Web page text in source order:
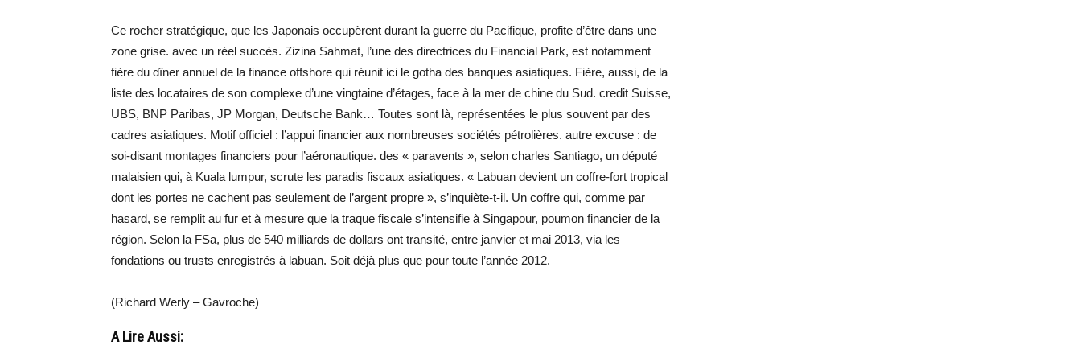
Ce rocher stratégique, que les Japonais occupèrent durant la guerre du Pacifique, profite d’être dans une
zone grise. avec un réel succès. Zizina Sahmat, l’une des directrices du Financial Park, est notamment
fière du dîner annuel de la finance offshore qui réunit ici le gotha des banques asiatiques. Fière, aussi, de la
liste des locataires de son complexe d’une vingtaine d’étages, face à la mer de chine du Sud. credit Suisse,
UBS, BNP Paribas, JP Morgan, Deutsche Bank… Toutes sont là, représentées le plus souvent par des
cadres asiatiques. Motif officiel : l’appui financier aux nombreuses sociétés pétrolières. autre excuse : de
soi-disant montages financiers pour l’aéronautique. des « paravents », selon charles Santiago, un député
malaisien qui, à Kuala lumpur, scrute les paradis fiscaux asiatiques. « Labuan devient un coffre-fort tropical
dont les portes ne cachent pas seulement de l’argent propre », s’inquiète-t-il. Un coffre qui, comme par
hasard, se remplit au fur et à mesure que la traque fiscale s’intensifie à Singapour, poumon financier de la
région. Selon la FSa, plus de 540 milliards de dollars ont transité, entre janvier et mai 2013, via les
fondations ou trusts enregistrés à labuan. Soit déjà plus que pour toute l’année 2012.
(Richard Werly – Gavroche)
A Lire Aussi: